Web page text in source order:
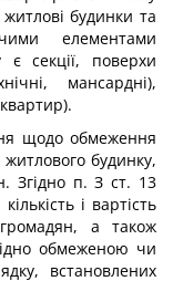
житлові будинки та
елементами
є секції, поверхи
мансардні),
щодо обмеження
житлового будинку,
Згідно п. З ст. 13
і вартість
а також
обмеженою чи
встановлених